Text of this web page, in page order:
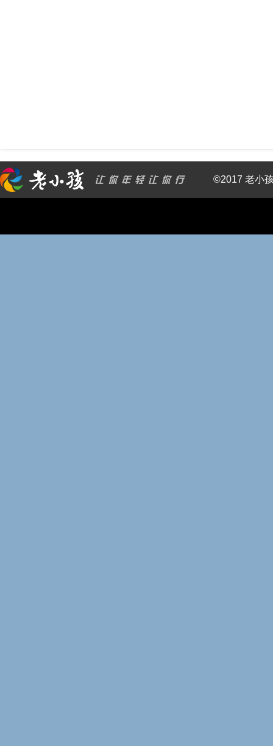
©2017 老小